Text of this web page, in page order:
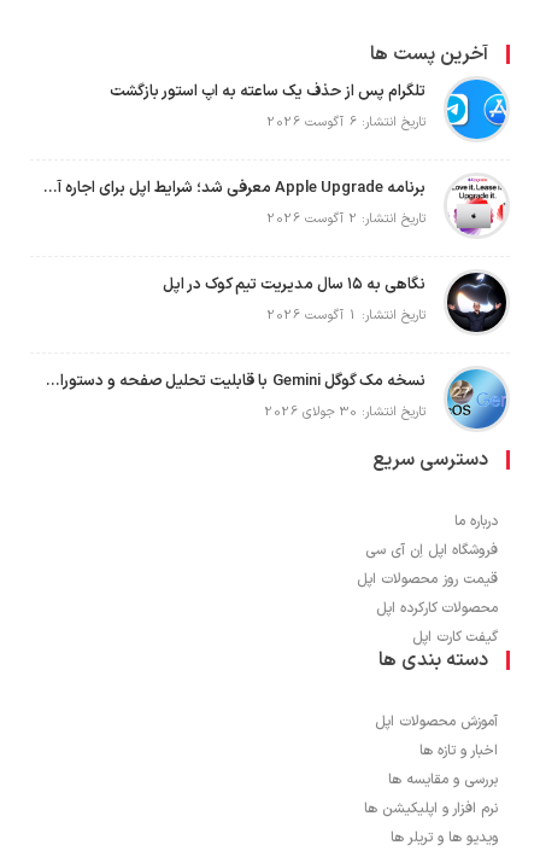
آخرین پست ها
تلگرام پس از حذف یک ساعته به اپ استور بازگشت
تاریخ انتشار: 6 آگوست 2026
برنامه Apple Upgrade معرفی شد؛ شرایط اپل برای اجاره آیفون، آیپد، مک و اپل واچ
تاریخ انتشار: 2 آگوست 2026
نگاهی به ۱۵ سال مدیریت تیم کوک در اپل
تاریخ انتشار: 1 آگوست 2026
نسخه مک گوگل Gemini با قابلیت تحلیل صفحه و دستورات صوتی در به‌روزرسانی جدید
تاریخ انتشار: 30 جولای 2026
دسترسی سریع
درباره ما
فروشگاه اپل اِن آی سی
قیمت روز محصولات اپل
محصولات کارکرده اپل
گیفت کارت اپل
دسته بندی ها
آموزش محصولات اپل
اخبار و تازه ها
بررسی و مقایسه ها
نرم افزار و اپلیکیشن ها
ویدیو ها و تریلر ها